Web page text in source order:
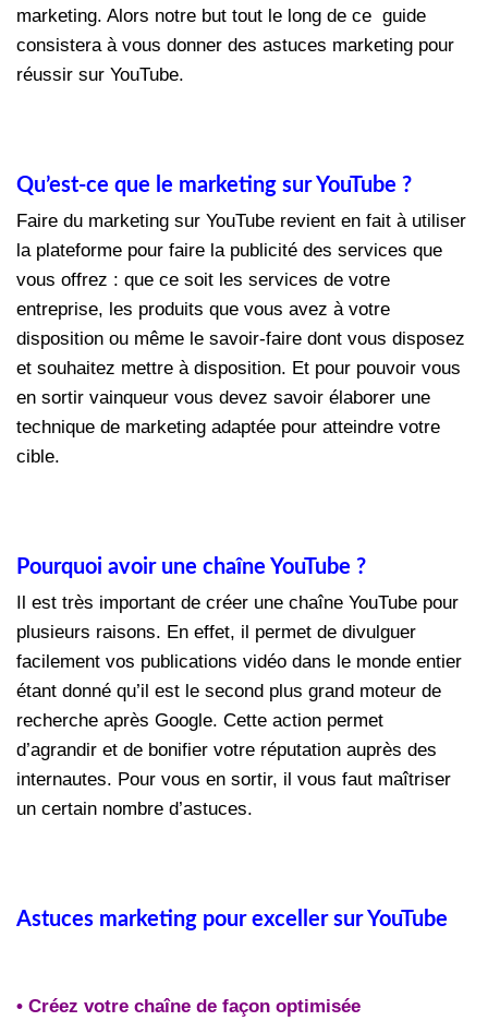
marketing. Alors notre but tout le long de ce guide
consistera à vous donner des astuces marketing pour
réussir sur YouTube.
Qu’est-ce que le marketing sur YouTube ?
Faire du marketing sur YouTube revient en fait à utiliser
la plateforme pour faire la publicité des services que
vous offrez : que ce soit les services de votre
entreprise, les produits que vous avez à votre
disposition ou même le savoir-faire dont vous disposez
et souhaitez mettre à disposition. Et pour pouvoir vous
en sortir vainqueur vous devez savoir élaborer une
technique de marketing adaptée pour atteindre votre
cible.
Pourquoi avoir une chaîne YouTube ?
Il est très important de créer une chaîne YouTube pour
plusieurs raisons. En effet, il permet de divulguer
facilement vos publications vidéo dans le monde entier
étant donné qu’il est le second plus grand moteur de
recherche après Google. Cette action permet
d’agrandir et de bonifier votre réputation auprès des
internautes. Pour vous en sortir, il vous faut maîtriser
un certain nombre d’astuces.
Astuces marketing pour exceller sur YouTube
• Créez votre chaîne de façon optimisée